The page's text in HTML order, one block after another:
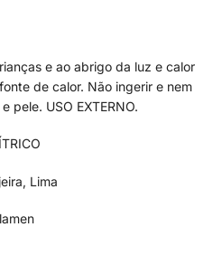
e ao abrigo da luz e calor
de calor. Não ingerir e nem
pele. USO EXTERNO.
Lima